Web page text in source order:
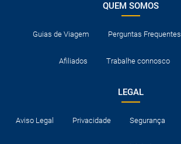
QUEM SOMOS
Guias de Viagem Perguntas Frequentes
Afiliados Trabalhe connosco
LEGAL
Aviso Legal Privacidade Segurança